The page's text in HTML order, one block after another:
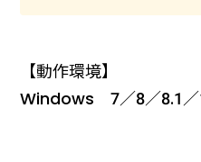
【動作環境】
Windows 7／8／8.1／